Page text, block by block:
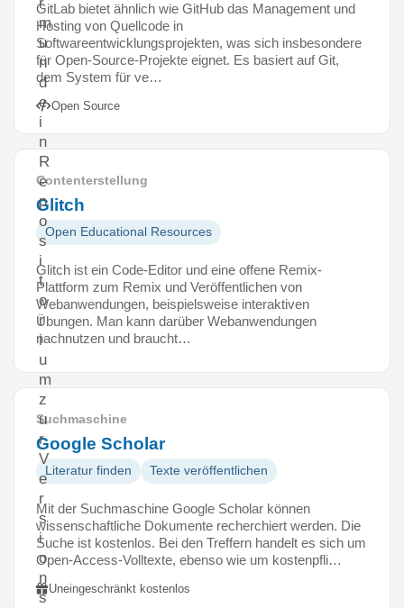
m
u
n
d
e
i
n
R
e
p
o
s
i
t
o
r
i
u
m
z
u
r
V
e
r
s
i
o
n
s
GitLab bietet ähnlich wie GitHub das Management und
Hosting von Quellcode in
Softwareentwicklungsprojekten, was sich insbesondere
für Open-Source-Projekte eignet. Es basiert auf Git,
dem System für ve…
Open Source
Contenterstellung
Glitch
Open Educational Resources
Glitch ist ein Code-Editor und eine offene Remix-
Plattform zum Remix und Veröffentlichen von
Webanwendungen, beispielsweise interaktiven
Übungen. Man kann darüber Webanwendungen
nachnutzen und braucht…
Suchmaschine
Google Scholar
Literatur finden Texte veröffentlichen
Mit der Suchmaschine Google Scholar können
wissenschaftliche Dokumente recherchiert werden. Die
Suche ist kostenlos. Bei den Treffern handelt es sich um
Open-Access-Volltexte, ebenso wie um kostenpfli…
Uneingeschränkt kostenlos